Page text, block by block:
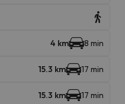
4 km 8 min
15.3 km 17 min
15.3 km 17 min